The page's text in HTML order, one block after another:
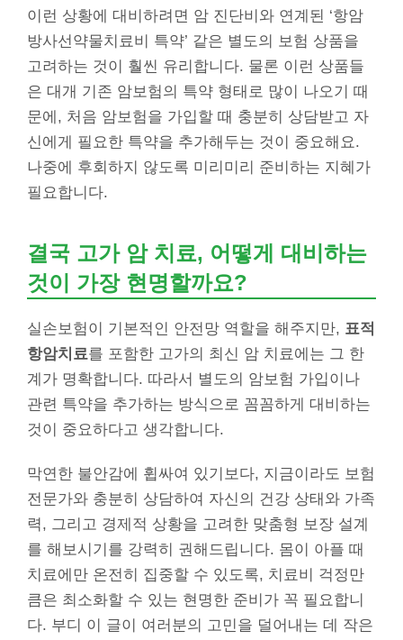
이런 상황에 대비하려면 암 진단비와 연계된 ‘항암
방사선약물치료비 특약’ 같은 별도의 보험 상품을
고려하는 것이 훨씬 유리합니다. 물론 이런 상품들
은 대개 기존 암보험의 특약 형태로 많이 나오기 때
문에, 처음 암보험을 가입할 때 충분히 상담받고 자
신에게 필요한 특약을 추가해두는 것이 중요해요.
나중에 후회하지 않도록 미리미리 준비하는 지혜가
필요합니다.
결국 고가 암 치료, 어떻게 대비하는
것이 가장 현명할까요?
실손보험이 기본적인 안전망 역할을 해주지만, 표적
항암치료를 포함한 고가의 최신 암 치료에는 그 한
계가 명확합니다. 따라서 별도의 암보험 가입이나
관련 특약을 추가하는 방식으로 꼼꼼하게 대비하는
것이 중요하다고 생각합니다.
막연한 불안감에 휩싸여 있기보다, 지금이라도 보험
전문가와 충분히 상담하여 자신의 건강 상태와 가족
력, 그리고 경제적 상황을 고려한 맞춤형 보장 설계
를 해보시기를 강력히 권해드립니다. 몸이 아플 때
치료에만 온전히 집중할 수 있도록, 치료비 걱정만
큼은 최소화할 수 있는 현명한 준비가 꼭 필요합니
다. 부디 이 글이 여러분의 고민을 덜어내는 데 작은